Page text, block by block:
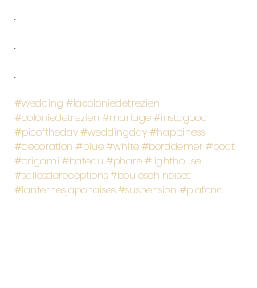
.
.
.
#wedding #lacoloniedetrezien
#coloniedetrezien #mariage#instagood
#picoftheday#weddingday#happiness
#decoration #blue#white#borddemer #boat
#origami #bateau #phare#lighthouse
#sallesdereceptions#bouleschinoises
#lanternesjaponaises#suspension #plafond